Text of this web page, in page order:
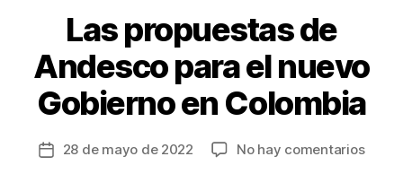
Las propuestas de
Andesco para el nuevo
Gobierno en Colombia
Fecha28 de mayo de 2022 No hay comentariosen